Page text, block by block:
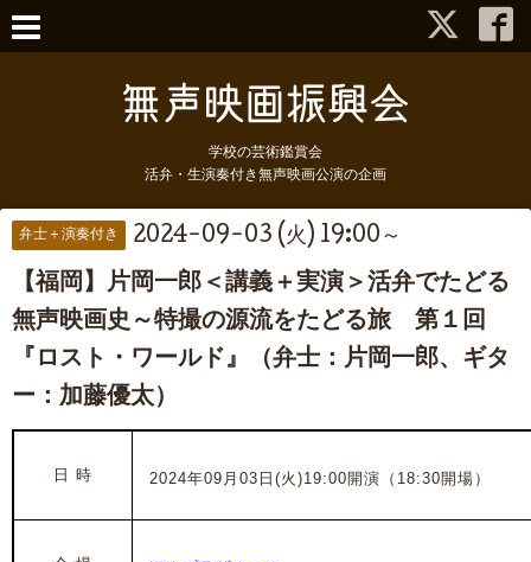
学校の芸術鑑賞会
活弁・生演奏付き無声映画公演の企画
弁士＋演奏付き 2024-09-03 (火) 19:00～
【福岡】片岡一郎＜講義＋実演＞活弁でたどる
無声映画史～特撮の源流をたどる旅 第１回
『ロスト・ワールド』（弁士：片岡一郎、ギタ
ー：加藤優太）
日 時 2024年09月03日(火)19:00開演（18:30開場）